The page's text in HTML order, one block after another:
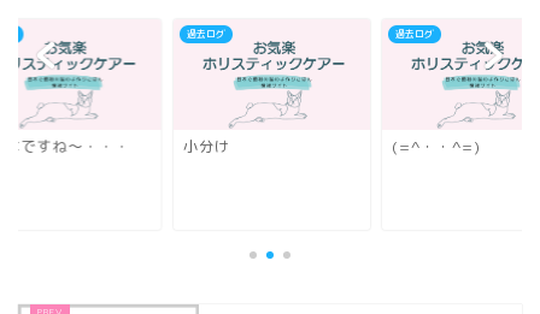
はですね～・・・
過去ログ
小分け
過去ログ
(=^・・^=)